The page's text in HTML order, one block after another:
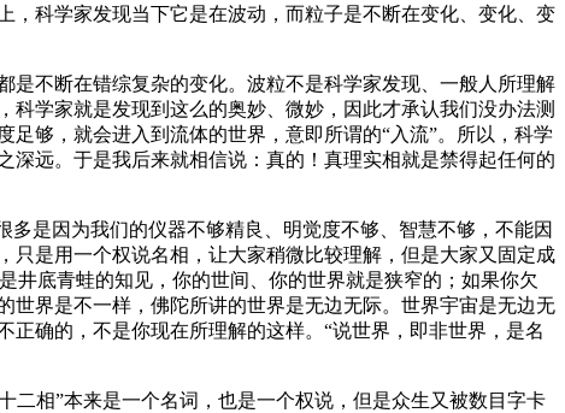
科学家发现当下它是在波动，而粒子是不断在变化、变化、变
不断在错综复杂的变化。波粒不是科学家发现、一般人所理解
学家就是发现到这么的奥妙、微妙，因此才承认我们没办法测
够，就会进入到流体的世界，意即所谓的“入流”。所以，科学
远。于是我后来就相信说：真的！真理实相就是禁得起任何的
是因为我们的仪器不够精良、明觉度不够、智慧不够，不能因
只是用一个权说名相，让大家稍微比较理解，但是大家又固定成
井底青蛙的知见，你的世间、你的世界就是狭窄的；如果你欠
界是不一样，佛陀所讲的世界是无边无际。世界宇宙是无边无
确的，不是你现在所理解的这样。“说世界，即非世界，是名
相”本来是一个名词，也是一个权说，但是众生又被数目字卡